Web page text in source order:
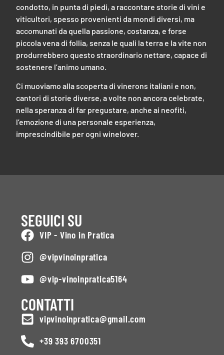
condotto, in punta di piedi, a raccontare storie di vini e
viticultori, spesso provenienti da mondi diversi, ma
accomunati da quella passione, costanza, e forse
piccola vena di follia, senza le quali la terra e la vite non
produrrebbero questo straordinario nettare, capace di
sostenere l’animo umano.
Ci muoviamo alla scoperta di vinerons italiani e non,
cantori di storie diverse, a volte non ancora celebrate,
nella speranza di far pregustare, anche ai neofiti,
l’emozione di una personale esperienza,
imprescindibile per ogni winelover.
SEGUICI SU
VIP - Vino in Pratica
@vipvinoinpratica
@vip-vinoinpratica5164
CONTATTI
vipvinoinpratica@gmail.com
+39 393 6700351